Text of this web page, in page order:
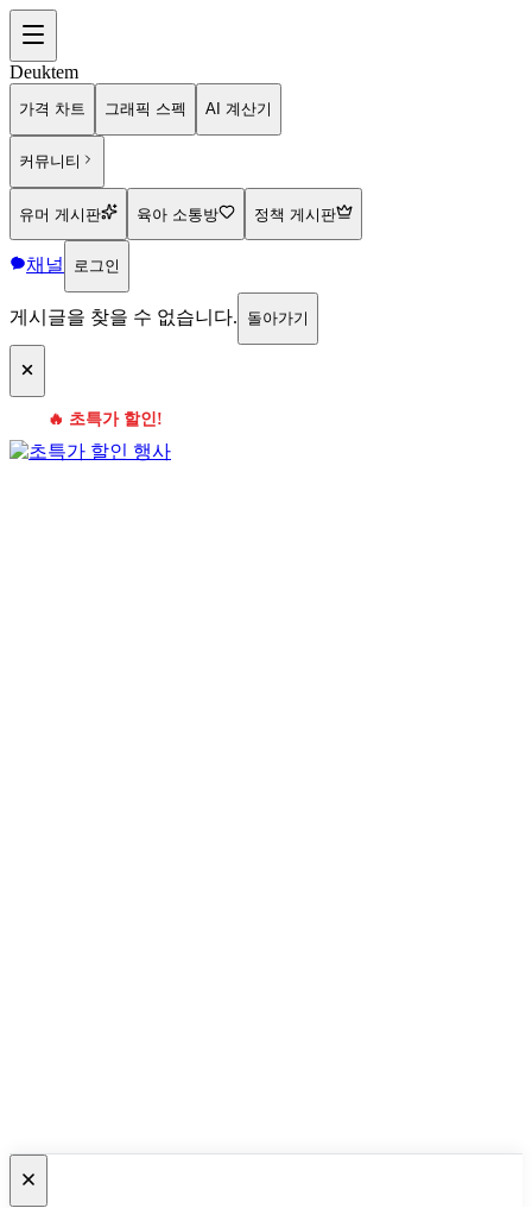
Deuktem
가격 차트 그래픽 스펙 AI 계산기
커뮤니티
유머 게시판 육아 소통방 정책 게시판
채널 로그인
게시글을 찾을 수 없습니다. 돌아가기
🔥 초특가 할인!